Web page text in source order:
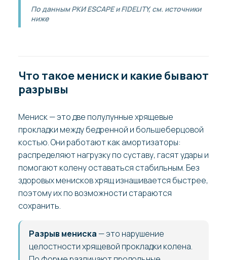
По данным РКИ ESCAPE и FIDELITY, см. источники
ниже
Что такое мениск и какие бывают
разрывы
Мениск — это две полулунные хрящевые
прокладки между бедренной и большеберцовой
костью. Они работают как амортизаторы:
распределяют нагрузку по суставу, гасят удары и
помогают колену оставаться стабильным. Без
здоровых менисков хрящ изнашивается быстрее,
поэтому их по возможности стараются
сохранить.
Разрыв мениска — это нарушение
целостности хрящевой прокладки колена.